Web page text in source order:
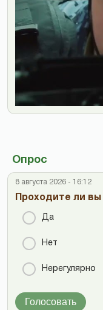
Опрос
8 августа 2026 - 16:12
Проходите ли
Да
Нет
Нерегулярно
Голосовать